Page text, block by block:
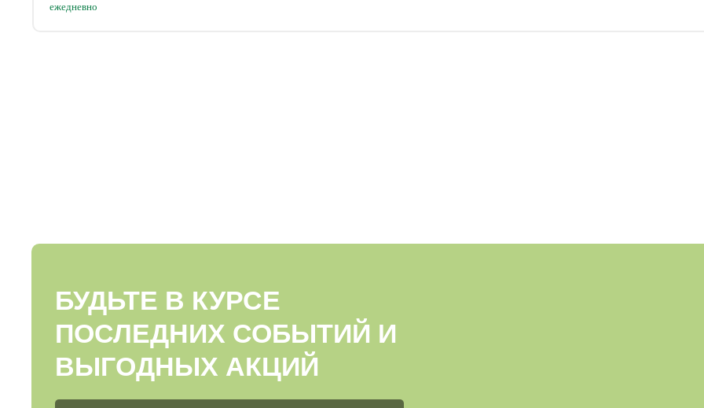
ежедневно
БУДЬТЕ В КУРСЕ
ПОСЛЕДНИХ СОБЫТИЙ И
ВЫГОДНЫХ АКЦИЙ